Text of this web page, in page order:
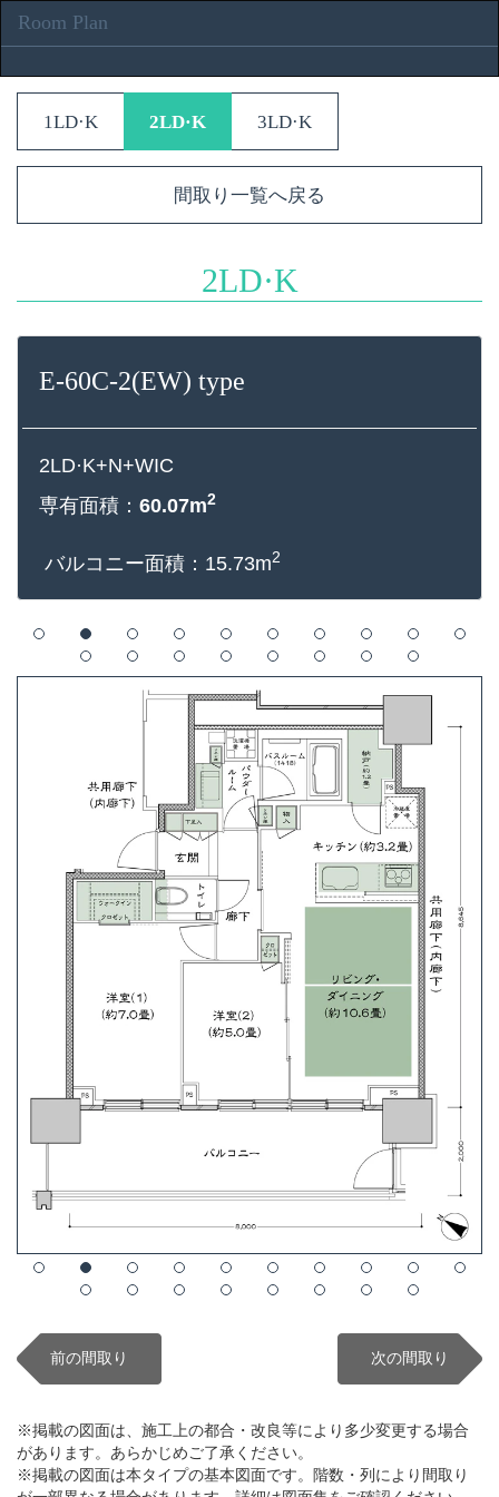
Room Plan
1LD·K 2LD·K 3LD·K
間取り一覧へ戻る
2LD·K
E-60C-2(EW) type
2LD·K+N+WIC
専有面積： 60.07m2
バルコニー面積：15.73m2
前の間取り 次の間取り
※掲載の図面は、施工上の都合・改良等により多少変更する場合
があります。あらかじめご了承ください。
※掲載の図面は本タイプの基本図面です。階数・列により間取り